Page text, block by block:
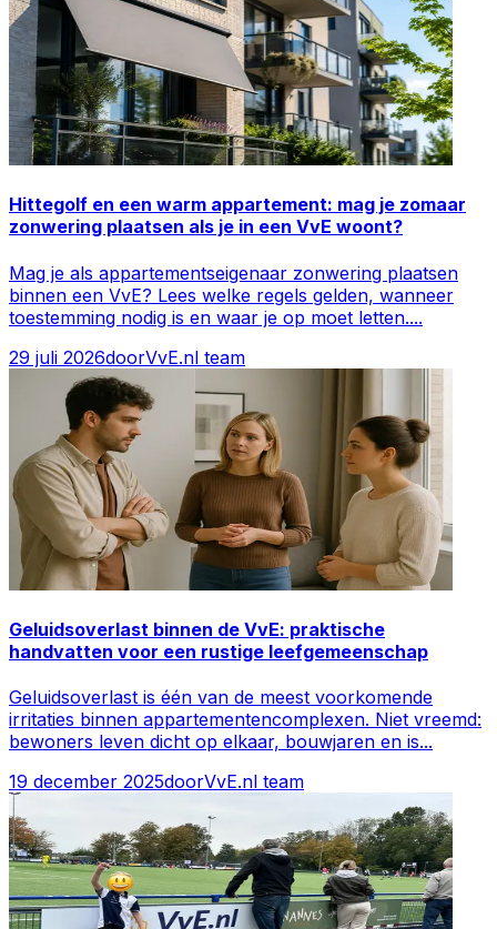
Hittegolf en een warm appartement: mag je zomaar
zonwering plaatsen als je in een VvE woont?
Mag je als appartementseigenaar zonwering plaatsen
binnen een VvE? Lees welke regels gelden, wanneer
toestemming nodig is en waar je op moet letten....
29 juli 2026doorVvE.nl team
Geluidsoverlast binnen de VvE: praktische
handvatten voor een rustige leefgemeenschap
Geluidsoverlast is één van de meest voorkomende
irritaties binnen appartementencomplexen. Niet vreemd:
bewoners leven dicht op elkaar, bouwjaren en is...
19 december 2025doorVvE.nl team